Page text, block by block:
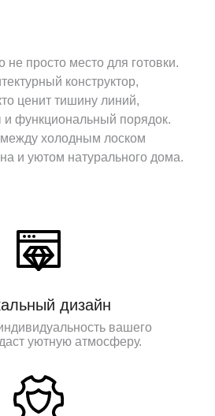
просто место для готовки.
конструктор,
ценит тишину линий,
и функциональный порядок.
между холодным лоском
и уютом натурального дома.
дизайн
вашего
уютную атмосферу.